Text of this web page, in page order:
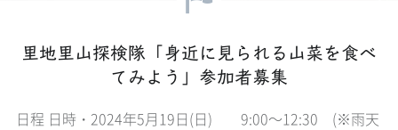
里地里山探検隊「身近に見られる山菜を食べ
てみよう」参加者募集
日程 日時・2024年5月19日(日) 9:00～12:30 (※雨天